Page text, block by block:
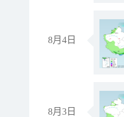
8月4日
8月3日